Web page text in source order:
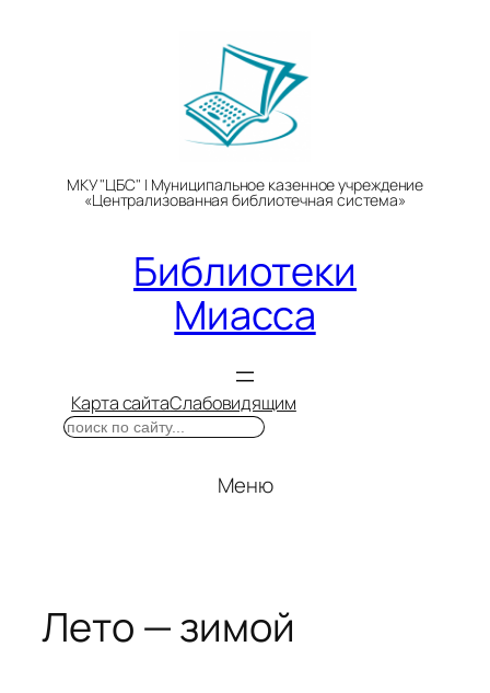
МКУ "ЦБС" | Муниципальное казенное учреждение
«Централизованная библиотечная система»
Библиотеки
Миасса
Карта сайтаСлабовидящим
Поиск
Меню
Лето — зимой